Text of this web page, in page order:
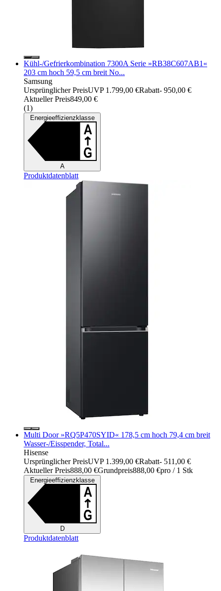
Kühl-/Gefrierkombination 7300A Serie »RB38C607AB1«
203 cm hoch 59,5 cm breit No...
Samsung
Ursprünglicher PreisUVP 1.799,00 €Rabatt- 950,00 €
Aktueller Preis849,00 €
(1)
Energieeffizienzklasse
A
Produktdatenblatt
Multi Door »RQ5P470SYID« 178,5 cm hoch 79,4 cm breit
Wasser-/Eisspender, Total...
Hisense
Ursprünglicher PreisUVP 1.399,00 €Rabatt- 511,00 €
Aktueller Preis888,00 €Grundpreis888,00 €pro / 1 Stk
Energieeffizienzklasse
D
Produktdatenblatt